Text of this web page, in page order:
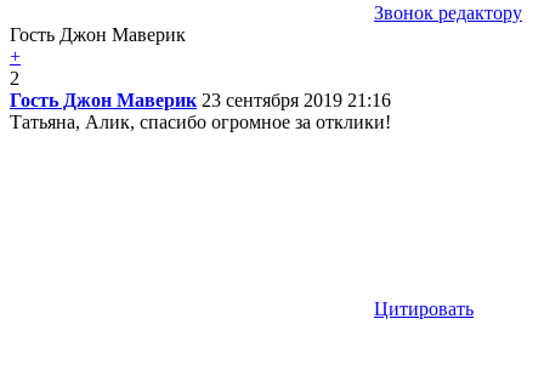
Звонок редактору
Гость Джон Маверик
+
2
Гость Джон Маверик 23 сентября 2019 21:16
Татьяна, Алик, спасибо огромное за отклики!
Цитировать